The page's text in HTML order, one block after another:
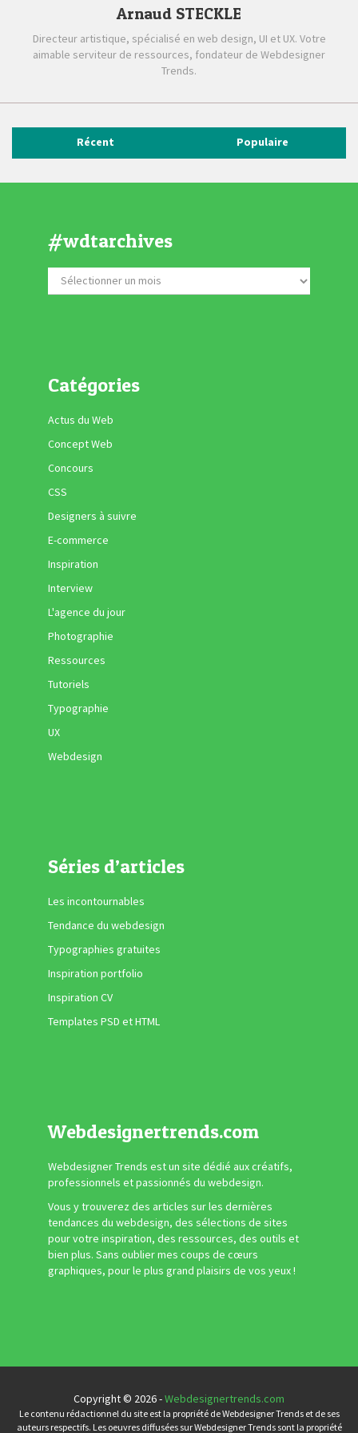
Arnaud STECKLE
Directeur artistique, spécialisé en web design, UI et UX. Votre
aimable serviteur de ressources, fondateur de Webdesigner
Trends.
Récent Populaire
#wdtarchives
Catégories
Actus du Web
Concept Web
Concours
CSS
Designers à suivre
E-commerce
Inspiration
Interview
L'agence du jour
Photographie
Ressources
Tutoriels
Typographie
UX
Webdesign
Séries d’articles
Les incontournables
Tendance du webdesign
Typographies gratuites
Inspiration portfolio
Inspiration CV
Templates PSD et HTML
Webdesignertrends.com
Webdesigner Trends est un site dédié aux créatifs,
professionnels et passionnés du webdesign.
Vous y trouverez des articles sur les dernières
tendances du webdesign, des sélections de sites
pour votre inspiration, des ressources, des outils et
bien plus. Sans oublier mes coups de cœurs
graphiques, pour le plus grand plaisirs de vos yeux !
Copyright © 2026 -Webdesignertrends.com
Le contenu rédactionnel du site est la propriété de Webdesigner Trends et de ses
auteurs respectifs. Les oeuvres diffusées sur Webdesigner Trends sont la propriété